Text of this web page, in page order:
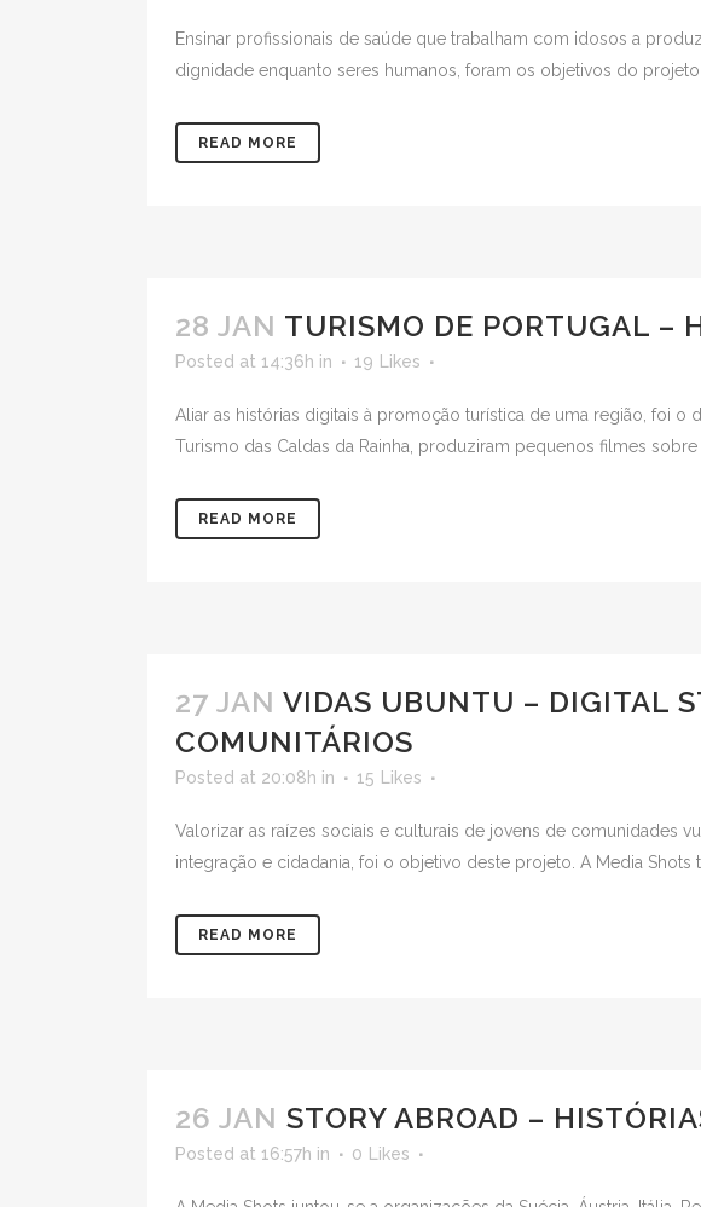
Ensinar profissionais de saúde que trabalham com idosos a
dignidade enquanto seres humanos, foram os objetivos do
READ MORE
28 JAN TURISMO DE PORTUGAL –
Posted at 14:36h in 19 Likes
Aliar as histórias digitais à promoção turística de uma região, foi
Turismo das Caldas da Rainha, produziram pequenos filmes
READ MORE
27 JAN VIDAS UBUNTU – DIGITAL
COMUNITÁRIOS
Posted at 20:08h in 15 Likes
Valorizar as raízes sociais e culturais de jovens de comunidades
integração e cidadania, foi o objetivo deste projeto. A Media Shots
READ MORE
26 JAN STORY ABROAD –
Posted at 16:57h in 0 Likes